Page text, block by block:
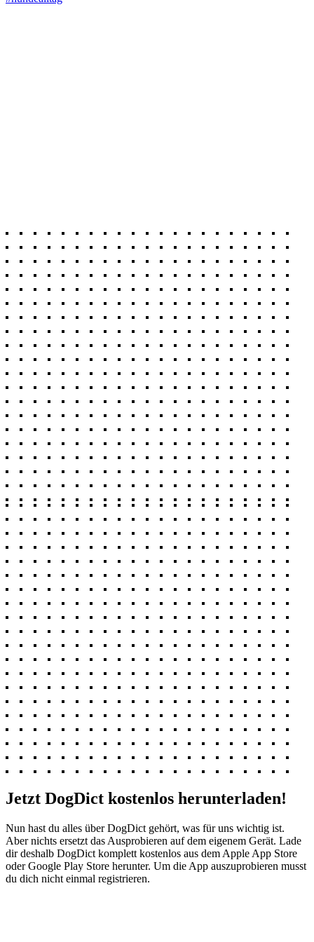
Jetzt DogDict kostenlos herunterladen!
Nun hast du alles über DogDict gehört, was für uns wichtig ist.
Aber nichts ersetzt das Ausprobieren auf dem eigenem Gerät. Lade
dir deshalb DogDict komplett kostenlos aus dem Apple App Store
oder Google Play Store herunter. Um die App auszuprobieren musst
du dich nicht einmal registrieren.